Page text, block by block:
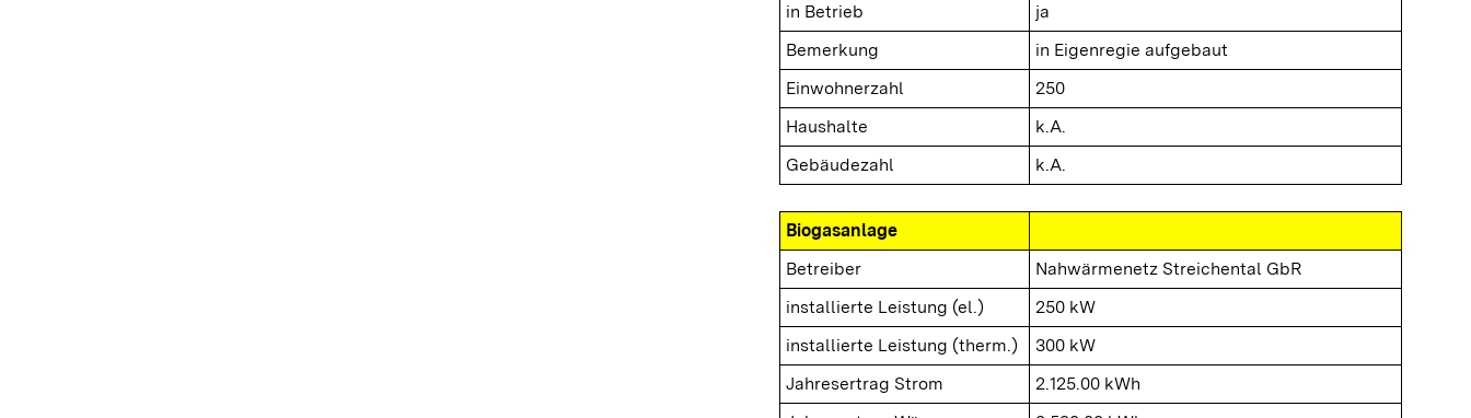
in Betrieb
ja
Bemerkung
in Eigenregie aufgebaut
Einwohnerzahl
250
Haushalte
k.A.
Gebäudezahl
k.A.
Biogasanlage
Betreiber
Nahwärmenetz Streichental GbR
installierte Leistung (el.)
250 kW
installierte Leistung (therm.)
300 kW
Jahresertrag Strom
2.125.00 kWh